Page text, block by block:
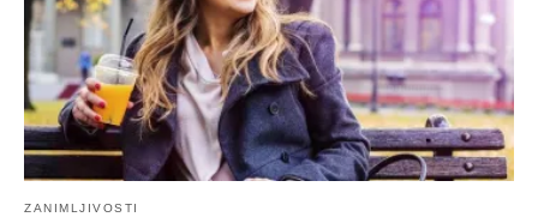
ZANIMLJIVOSTI